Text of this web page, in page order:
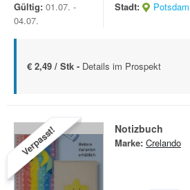
Gültig: 01.07. -
04.07.
Stadt:
Potsdam
€ 2,49 / Stk - Details im Prospekt
Verpasst! Notizbuch
Marke: Crelando